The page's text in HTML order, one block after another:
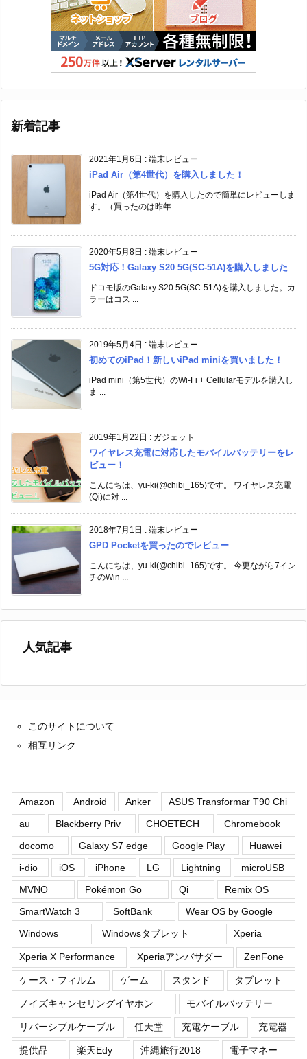
新着記事
2021年1月6日 : 端末レビュー
iPad Air（第4世代）を購入しました！
iPad Air（第4世代）を購入したので簡単にレビューしま
す。（買ったのは昨年 ...
2020年5月8日 : 端末レビュー
5G対応！Galaxy S20 5G(SC-51A)を購入しました
ドコモ版のGalaxy S20 5G(SC-51A)を購入しました。カ
ラーはコス ...
2019年5月4日 : 端末レビュー
初めてのiPad！新しいiPad miniを買いました！
iPad mini（第5世代）のWi-Fi + Cellularモデルを購入し
ま ...
2019年1月22日 : ガジェット
ワイヤレス充電に対応したモバイルバッテリーをレ
ビュー！
こんにちは、yu-ki(@chibi_165)です。 ワイヤレス充電
(Qi)に対 ...
2018年7月1日 : 端末レビュー
GPD Pocketを買ったのでレビュー
こんにちは、yu-ki(@chibi_165)です。 今更ながら7イン
チのWin ...
人気記事
このサイトについて
相互リンク
Amazon Android Anker
ASUS Transformar T90 Chi
au
Blackberry Priv CHOETECH
Chromebook
docomo
Galaxy S7 edge Google Play
Huawei
i-dio
iOS iPhone LG Lightning
microUSB
MVNO
Pokémon Go Qi
Remix OS
SmartWatch 3
SoftBank
Wear OS by Google
Windows
Windowsタブレット Xperia
Xperia X Performance Xperiaアンバサダー ZenFone
ケース・フィルム ゲーム スタンド タブレット
ノイズキャンセリングイヤホン モバイルバッテリー
リバーシブルケーブル 任天堂 充電ケーブル 充電器
提供品 楽天Edy 沖縄旅行2018 電子マネー